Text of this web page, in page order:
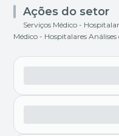
Ações do setor
Serviços Médico -
Médico - Hospitalares